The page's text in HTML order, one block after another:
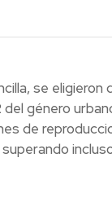
se
género
de